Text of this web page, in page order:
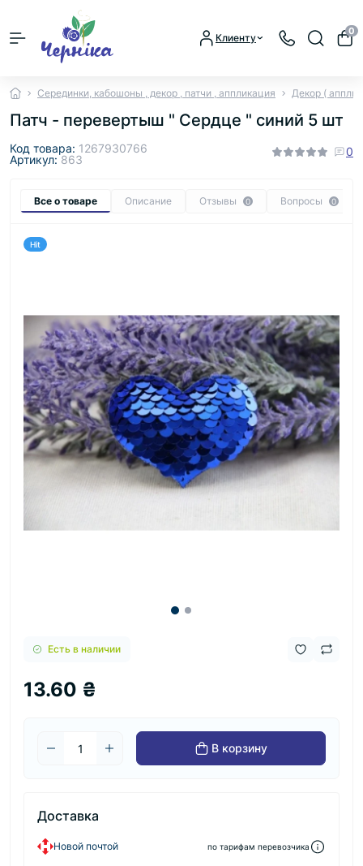
Клиенту
0
Серединки, кабошоны , декор , патчи , аппликация Декор (
Патч - перевертыш " Сердце " синий 5 шт
Код товара: 1267930766
Артикул:863
0
Все о товаре Описание Отзывы 0 Вопросы 0
Hit
Есть в наличии
13.60 ₴
В корзину
Доставка
Новой почтой по тарифам перевозчика